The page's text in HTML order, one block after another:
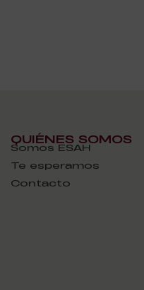
QUIÉNES SOMOS
Somos ESAH
Te esperamos
Contacto